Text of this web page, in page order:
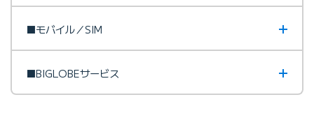
■モバイル／SIM
■BIGLOBEサービス